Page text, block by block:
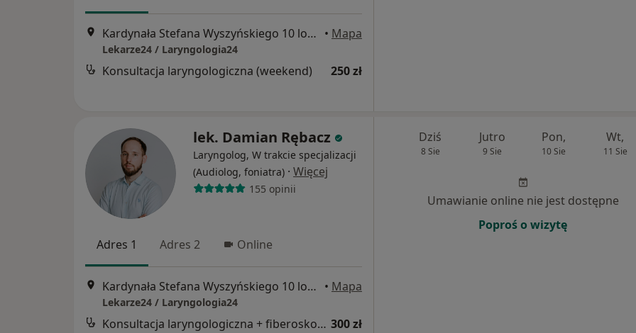
Kardynała Stefana Wyszyńskiego 10 lok. U8, Białystok • Mapa
Lekarze24 / Laryngologia24
Konsultacja laryngologiczna (weekend) 250 zł
lek. Damian Rębacz
Laryngolog, W trakcie specjalizacji
(Audiolog, foniatra) · Więcej
155 opinii
Adres 1 Adres 2 Online
Kardynała Stefana Wyszyńskiego 10 lok. U8, Białystok • Mapa
Lekarze24 / Laryngologia24
Konsultacja laryngologiczna + fiberoskopia 300 zł
Dziś
8 Sie
Jutro
9 Sie
Pon,
10 Sie
Wt,
11 Sie
Umawianie online nie jest dostępne
Poproś o wizytę